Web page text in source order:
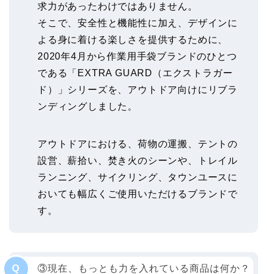
求力があったわけではありません。
そこで、安全性と機能性に加え、デザインに
よる身に着ける楽しさを提供するために、
2020年4月から作業用手袋ブランドのひとつ
である「EXTRA GUARD（エクストラガー
ド）」シリーズを、アウトドア向けにリブラ
ンディングしました。
アウトドアにおける、荷物の運搬、テントの
設営、薪拾い、焚き火のシーンや、トレイル
ランニング、サイクリング、タウンユースに
おいても幅広くご使用いただけるブランドで
す。
③現在、もっとも力を入れている商品は何か？